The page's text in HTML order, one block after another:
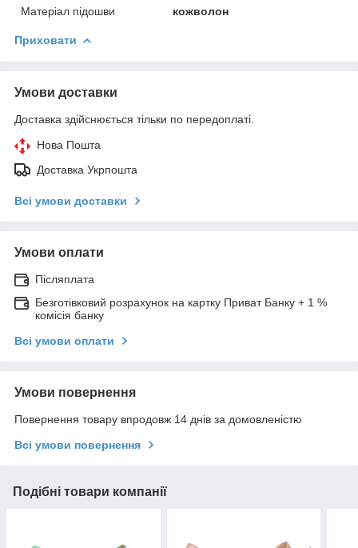
Матеріал підошви
кожволон
Приховати
Умови доставки
Доставка здійснюється тільки по передоплаті.
Нова Пошта
Доставка Укрпошта
Всі умови доставки
Умови оплати
Післяплата
Безготівковий розрахунок на картку Приват Банку + 1 %
комісія банку
Всі умови оплати
Умови повернення
Повернення товару впродовж 14 днів за домовленістю
Всі умови повернення
Подібні товари компанії